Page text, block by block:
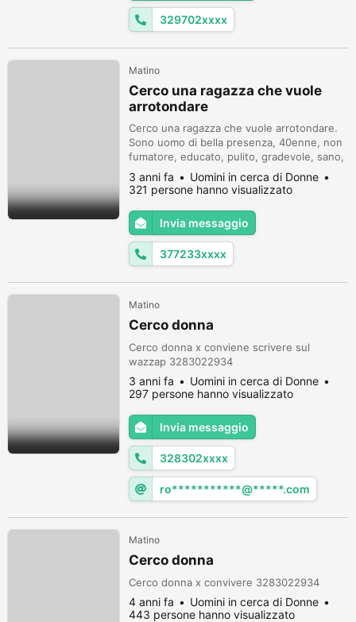
l'insolito sfalsamento dei piani su cui sono...
329702xxxx
Matino
Cerco una ragazza che vuole
arrotondare
Cerco una ragazza che vuole arrotondare.
Sono uomo di bella presenza, 40enne, non
fumatore, educato, pulito, gradevole, sano,
riservato, con case di proprietà. Posso
ospitare comodamente in appartamenti
moderni e climatizzati.
3 anni fa
Uomini in cerca di Donne
321 persone hanno visualizzato
Invia messaggio
377233xxxx
Matino
Cerco donna
Cerco donna x conviene scrivere sul
wazzap 3283022934
3 anni fa
Uomini in cerca di Donne
297 persone hanno visualizzato
Invia messaggio
328302xxxx
ro***********@*****.com
Matino
Cerco donna
Cerco donna x convivere 3283022934
4 anni fa
Uomini in cerca di Donne
443 persone hanno visualizzato